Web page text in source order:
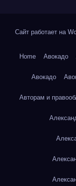
Сайт работает на
Home Авокадо
Авокадо
Авторам и